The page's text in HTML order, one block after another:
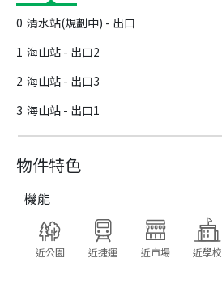
物件特色
機能
近公園 近捷運 近市場 近學校
0 清水站(規劃中) - 出口
1 海山站 - 出口2
2 海山站 - 出口3
3 海山站 - 出口1